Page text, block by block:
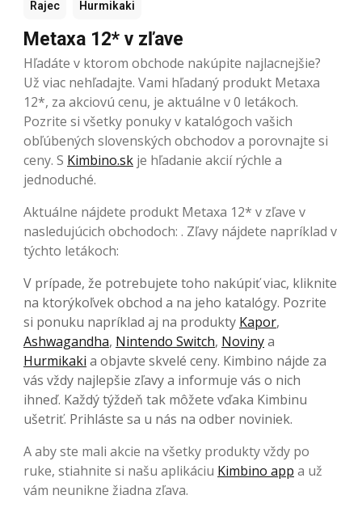
Rajec Hurmikaki
Metaxa 12* v zľave
Hľadáte v ktorom obchode nakúpite najlacnejšie?
Už viac nehľadajte. Vami hľadaný produkt Metaxa
12*, za akciovú cenu, je aktuálne v 0 letákoch.
Pozrite si všetky ponuky v katalógoch vašich
obľúbených slovenských obchodov a porovnajte si
ceny. S Kimbino.sk je hľadanie akcií rýchle a
jednoduché.
Aktuálne nájdete produkt Metaxa 12* v zľave v
nasledujúcich obchodoch: . Zľavy nájdete napríklad v
týchto letákoch:
V prípade, že potrebujete toho nakúpiť viac, kliknite
na ktorýkoľvek obchod a na jeho katalógy. Pozrite
si ponuku napríklad aj na produkty Kapor,
Ashwagandha, Nintendo Switch, Novinya
Hurmikaki a objavte skvelé ceny. Kimbino nájde za
vás vždy najlepšie zľavy a informuje vás o nich
ihneď. Každý týždeň tak môžete vďaka Kimbinu
ušetriť. Prihláste sa u nás na odber noviniek.
A aby ste mali akcie na všetky produkty vždy po
ruke, stiahnite si našu aplikáciu Kimbino app a už
vám neunikne žiadna zľava.